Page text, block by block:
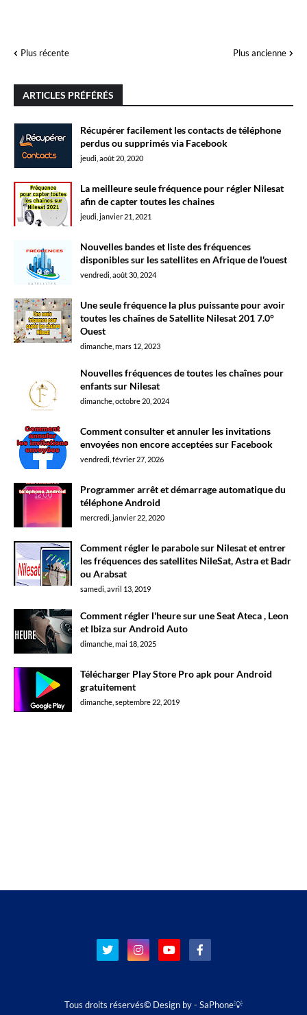
Plus récente Plus ancienne
ARTICLES PRÉFÉRÉS
Récupérer facilement les contacts de téléphone
perdus ou supprimés via Facebook
jeudi, août 20, 2020
La meilleure seule fréquence pour régler Nilesat
afin de capter toutes les chaines
jeudi, janvier 21, 2021
Nouvelles bandes et liste des fréquences
disponibles sur les satellites en Afrique de l'ouest
vendredi, août 30, 2024
Une seule fréquence la plus puissante pour avoir
toutes les chaînes de Satellite Nilesat 201 7.0°
Ouest
dimanche, mars 12, 2023
Nouvelles fréquences de toutes les chaînes pour
enfants sur Nilesat
dimanche, octobre 20, 2024
Comment consulter et annuler les invitations
envoyées non encore acceptées sur Facebook
vendredi, février 27, 2026
Programmer arrêt et démarrage automatique du
téléphone Android
mercredi, janvier 22, 2020
Comment régler le parabole sur Nilesat et entrer
les fréquences des satellites NileSat, Astra et Badr
ou Arabsat
samedi, avril 13, 2019
Comment régler l'heure sur une Seat Ateca , Leon
et Ibiza sur Android Auto
dimanche, mai 18, 2025
Télécharger Play Store Pro apk pour Android
gratuitement
dimanche, septembre 22, 2019
Tous droits réservés© Design by - SaPhone💡